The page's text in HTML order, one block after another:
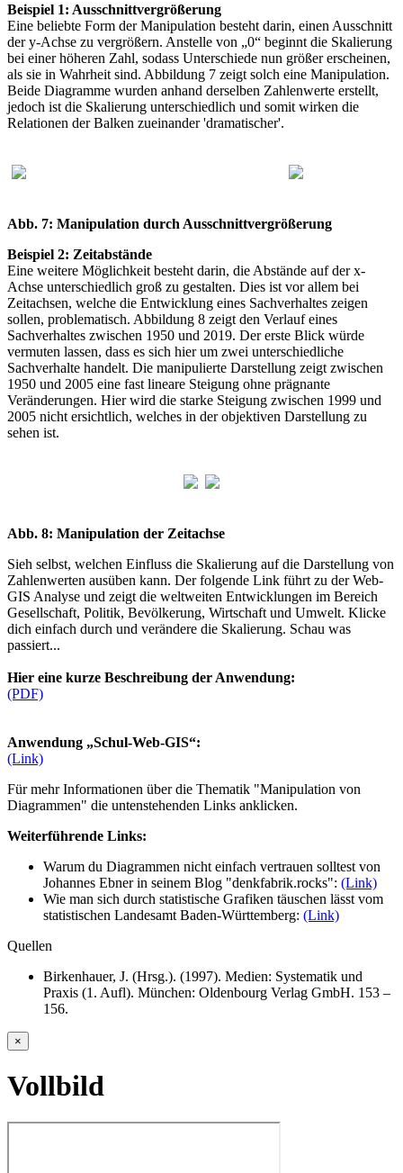
Beispiel 1: Ausschnittvergrößerung
Eine beliebte Form der Manipulation besteht darin, einen Ausschnitt
der y-Achse zu vergrößern. Anstelle von „0“ beginnt die Skalierung
bei einer höheren Zahl, sodass Unterschiede nun größer erscheinen,
als sie in Wahrheit sind. Abbildung 7 zeigt solch eine Manipulation.
Beide Diagramme wurden anhand derselben Zahlenwerte erstellt,
jedoch ist die Skalierung unterschiedlich und somit wirken die
Relationen der Balken zueinander 'dramatischer'.
Abb. 7: Manipulation durch Ausschnittvergrößerung
Beispiel 2: Zeitabstände
Eine weitere Möglichkeit besteht darin, die Abstände auf der x-
Achse unterschiedlich groß zu gestalten. Dies ist vor allem bei
Zeitachsen, welche die Entwicklung eines Sachverhaltes zeigen
sollen, problematisch. Abbildung 8 zeigt den Verlauf eines
Sachverhaltes zwischen 1950 und 2019. Der erste Blick würde
vermuten lassen, dass es sich hier um zwei unterschiedliche
Sachverhalte handelt. Die manipulierte Darstellung zeigt zwischen
1950 und 2005 eine fast lineare Steigung ohne prägnante
Veränderungen. Hier wird die starke Steigung zwischen 1999 und
2005 nicht ersichtlich, welches in der objektiven Darstellung zu
sehen ist.
Abb. 8: Manipulation der Zeitachse
Sieh selbst, welchen Einfluss die Skalierung auf die Darstellung von
Zahlenwerten ausüben kann. Der folgende Link führt zu der Web-
GIS Analyse und zeigt die weltweiten Entwicklungen im Bereich
Gesellschaft, Politik, Bevölkerung, Wirtschaft und Umwelt. Klicke
dich einfach durch und verändere die Skalierung. Schau was
passiert...
Hier eine kurze Beschreibung der Anwendung:
(PDF)
Anwendung „Schul-Web-GIS“:
(Link)
Für mehr Informationen über die Thematik "Manipulation von
Diagrammen" die untenstehenden Links anklicken.
Weiterführende Links:
Warum du Diagrammen nicht einfach vertrauen solltest von
Johannes Ebner in seinem Blog "denkfabrik.rocks": (Link)
Wie man sich durch statistische Grafiken täuschen lässt vom
statistischen Landesamt Baden-Württemberg: (Link)
Quellen
Birkenhauer, J. (Hrsg.). (1997). Medien: Systematik und
Praxis (1. Aufl). München: Oldenbourg Verlag GmbH. 153 –
156.
×
Vollbild